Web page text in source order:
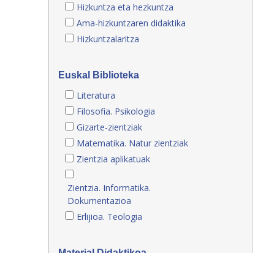
Hizkuntza eta hezkuntza
Ama-hizkuntzaren didaktika
Hizkuntzalaritza
Euskal Biblioteka
Literatura
Filosofia. Psikologia
Gizarte-zientziak
Matematika. Natur zientziak
Zientzia aplikatuak
Zientzia. Informatika.
Dokumentazioa
Erlijioa. Teologia